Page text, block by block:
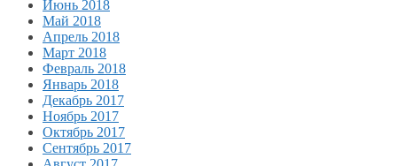
Июнь 2018
Май 2018
Апрель 2018
Март 2018
Февраль 2018
Январь 2018
Декабрь 2017
Ноябрь 2017
Октябрь 2017
Сентябрь 2017